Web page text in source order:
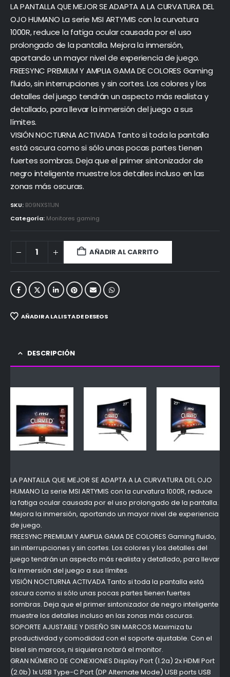
LA PANTALLA QUE MEJOR SE ADAPTA A LA CURVATURA DEL
OJO HUMANO La serie MSI ARTYMIS con la curvatura
1000R, reduce la fatiga ocular causada por el uso
prolongado de la pantalla. Mejora la inmersión,
aportando un mayor nivel de experiencia de juego.
FREESYNC PREMIUM Y AMPLIA GAMA DE COLORES Gaming
fluido, sin interrupciones y sin cortes. Los colores y los
detalles del juego tendrán un aspecto más realista y
detallado, para llevar la inmersión del juego a sus
límites.
VISIÓN NOCTURNA ACTIVADA Tanto si toda la pantalla
está oscura como si sólo unas pocas partes tienen
fuertes sombras. Deja que el primer sintonizador de
negro inteligente muestre los detalles incluso en las
zonas más oscuras.
SKU: B09NXS11JN
Categoría: Monitores gaming
AÑADIR AL CARRITO
AÑADIR A LA LISTA DE DESEOS
DESCRIPCIÓN
LA PANTALLA QUE MEJOR SE ADAPTA A LA CURVATURA DEL OJO
HUMANO La serie MSI ARTYMIS con la curvatura 1000R, reduce
la fatiga ocular causada por el uso prolongado de la pantalla.
Mejora la inmersión, aportando un mayor nivel de experiencia
de juego.
FREESYNC PREMIUM Y AMPLIA GAMA DE COLORES Gaming fluido,
sin interrupciones y sin cortes. Los colores y los detalles del
juego tendrán un aspecto más realista y detallado, para llevar
la inmersión del juego a sus límites.
VISIÓN NOCTURNA ACTIVADA Tanto si toda la pantalla está
oscura como si sólo unas pocas partes tienen fuertes
sombras. Deja que el primer sintonizador de negro inteligente
muestre los detalles incluso en las zonas más oscuras.
SOPORTE AJUSTABLE Y DISEÑO SIN MARCOS Maximiza tu
productividad y comodidad con el soporte ajustable. Con el
bisel sin marcos, ni siquiera notará el monitor.
GRAN NÚMERO DE CONEXIONES Display Port (1.2a) 2x HDMI Port
(2.0b) 1x USB Type-C Port (DP Alternate Mode) USB ports USB